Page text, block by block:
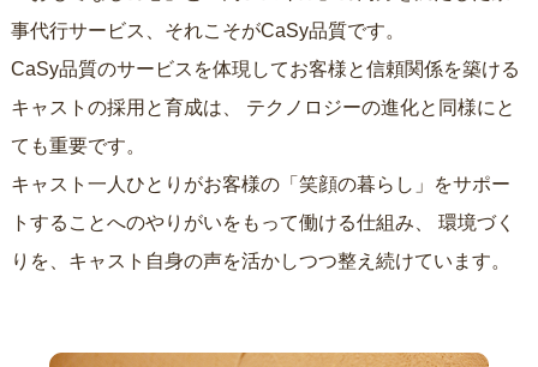
事代行サービス、それこそがCaSy品質です。
CaSy品質のサービスを体現してお客様と信頼関係を築ける
キャストの採用と育成は、
ても重要です。
キャスト一人ひとりがお客様の「笑顔の暮らし」をサポー
トすることへのやりがいをもって働ける仕組み、
りを、キャスト自身の声を活かしつつ整え続けています。